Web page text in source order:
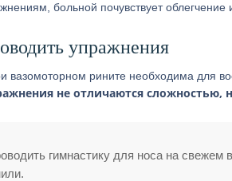
больной почувствует
упражнения
вазомоторном рините необходима для
не отличаются сложностью,
гимнастику для носа на свежем